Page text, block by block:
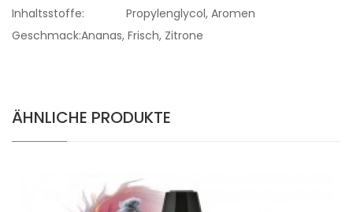
Inhaltsstoffe:
Propylenglycol, Aromen
Geschmack:Ananas, Frisch, Zitrone
ÄHNLICHE PRODUKTE